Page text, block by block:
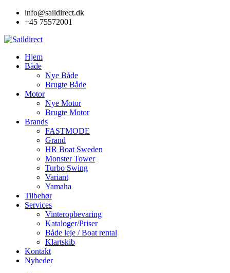
Skip
info@saildirect.dk
+45 75572001
Hjem
Både
Nye Både
Brugte Både
Motor
Nye Motor
Brugte Motor
Brands
FASTMODE
Grand
HR Boat Sweden
Monster Tower
Turbo Swing
Variant
Yamaha
Tilbehør
Services
Vinteropbevaring
Kataloger/Priser
Både leje / Boat rental
Klartskib
Kontakt
Nyheder